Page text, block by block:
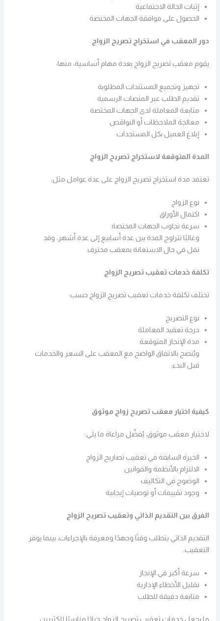
إثبات الحالة الاجتماعية
الحصول على موافقة الجهات المختصة
دور المعقب في استخراج تصريح الزواج
يقوم معقب تصريح الزواج بعدة مهام أساسية، منها:
تجهيز وتجميع المستندات المطلوبة
تقديم الطلب عبر المنصات الرسمية
متابعة المعاملة لدى الجهات المختصة
معالجة الملاحظات أو النواقص
إبلاغ العميل بكل المستجدات
المدة المتوقعة لاستخراج تصريح الزواج
تعتمد مدة استخراج تصريح الزواج على عدة عوامل مثل:
نوع الزواج
اكتمال الأوراق
سرعة تجاوب الجهات المختصة
وغالبًا تتراوح المدة بين عدة أسابيع إلى عدة أشهر، وقد
تقل في حال الاستعانة بمعقب محترف.
تكلفة خدمات تعقيب تصريح الزواج
تختلف تكلفة خدمات تعقيب تصريح الزواج حسب:
نوع التصريح
درجة تعقيد المعاملة
مدة الإنجاز المتوقعة
ويُنصح بالاتفاق الواضح مع المعقب على السعر والخدمات
قبل البدء.
كيفية اختيار معقب تصريح زواج موثوق
لاختيار معقب موثوق، يُفضّل مراعاة ما يلي:
الخبرة السابقة في تعقيب تصاريح الزواج
الالتزام بالأنظمة والقوانين
الوضوح في التكاليف
وجود تقييمات أو توصيات إيجابية
الفرق بين التقديم الذاتي وتعقيب تصريح الزواج
التقديم الذاتي يتطلب وقتًا وجهدًا ومعرفة بالإجراءات، بينما يوفر
التعقيب:
سرعة أكبر في الإنجاز
تقليل الأخطاء الإدارية
متابعة دقيقة للطلب
ما يجعل خدمات تعقيب تصريح الزواج خيارًا مناسبًا للكثيرين.